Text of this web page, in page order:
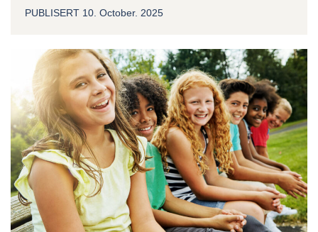
PUBLISERT 10. October. 2025